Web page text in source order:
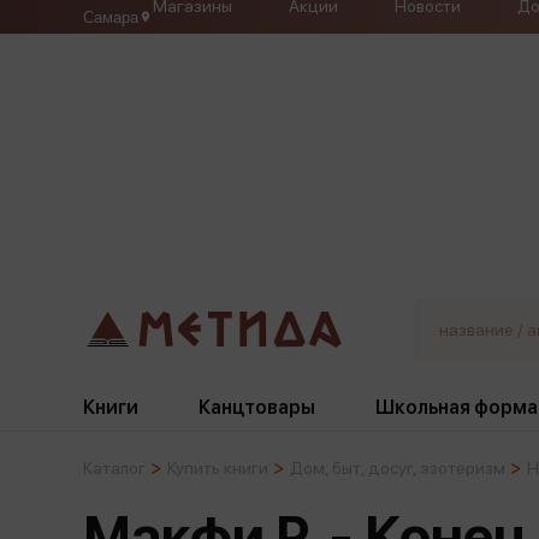
Самара
Магазины Акции Новости
Книги Канцтовары Школьная форма